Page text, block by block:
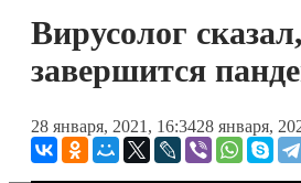
Технологии
Книги
Вирусолог
завершится
28 января, 2021, 16:3428 января,